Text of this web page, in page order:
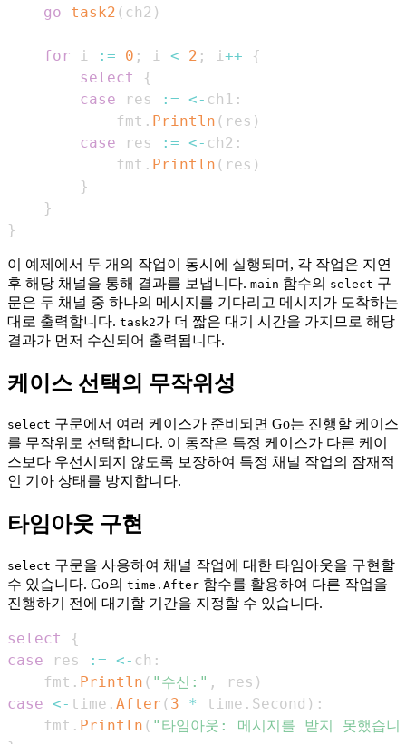
go
task2 ( ch2 )
for i := 0 ; i < 2 ; i ++
{
select
{
case res := <- ch1 :
            fmt
. Println ( res )
case res := <- ch2 :
            fmt
. Println ( res )
}
}
}
이 예제에서 두 개의 작업이 동시에 실행되며, 각 작업은 지연
후 해당 채널을 통해 결과를 보냅니다. main 함수의 select 구
문은 두 채널 중 하나의 메시지를 기다리고 메시지가 도착하는
대로 출력합니다. task2가 더 짧은 대기 시간을 가지므로 해당
결과가 먼저 수신되어 출력됩니다.
케이스 선택의 무작위성
select 구문에서 여러 케이스가 준비되면 Go는 진행할 케이스
를 무작위로 선택합니다. 이 동작은 특정 케이스가 다른 케이
스보다 우선시되지 않도록 보장하여 특정 채널 작업의 잠재적
인 기아 상태를 방지합니다.
타임아웃 구현
select 구문을 사용하여 채널 작업에 대한 타임아웃을 구현할
수 있습니다. Go의 time.After 함수를 활용하여 다른 작업을
진행하기 전에 대기할 기간을 지정할 수 있습니다.
select
{
case res := <- ch :
    fmt
. Println ( "수신:" , res )
case <- time . After ( 3 * time . Second ) :
    fmt
. Println ( "타임아웃: 메시지를 받지 못했습